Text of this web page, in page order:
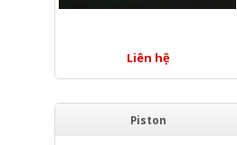
Liên hệ
Piston